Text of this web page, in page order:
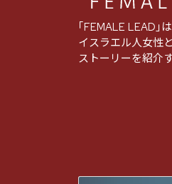
｢FEMALE LEAD｣
イスラエル人女性
ストーリーを紹介